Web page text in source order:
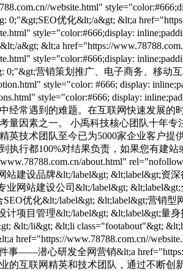
website.html"
0;"&gt;SEO优化&lt;/a&gt; &lt;a
style="color:#666;display:
a&gt; &lt;a href="https://
style="color:#666;display:
0;"&gt;营销策划推广、电子商务、移
style="color: #666; display:
style="color:#666; display:
经常遇到的难题。在互联网快速发展
量因素之一。 小禹科技核心团队十年
英技术团队至今已为5000家企业客户
执行都100%对结果负责，如果您有建站